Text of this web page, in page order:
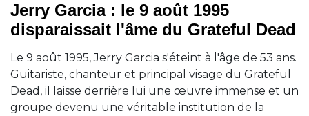
Jerry Garcia : le 9 août 1995
disparaissait l'âme du Grateful Dead
Le 9 août 1995, Jerry Garcia s'éteint à l'âge de 53 ans.
Guitariste, chanteur et principal visage du Grateful
Dead, il laisse derrière lui une œuvre immense et un
groupe devenu une véritable institution de la